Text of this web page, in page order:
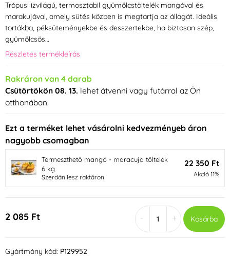
Trópusi ízvilágú, termosztabil gyümölcstöltelék mangóval és
marakujával, amely sütés közben is megtartja az állagát. Ideális
tortákba, péksüteményekbe és desszertekbe, ha biztosan szép,
gyümölcsös…
Részletes termékleírás
Rakráron van 4 darab
Csütörtökön 08. 13. lehet átvenni vagy futárral az Ön
otthonában.
Ezt a terméket lehet vásárolni kedvezményeb áron
nagyobb csomagban
Termeszthető mangó - maracuja töltelék
6 kg
Szerdán lesz raktáron
22 350 Ft
Akció 11%
2 085 Ft + Kosárba
Gyártmány kód: P129952